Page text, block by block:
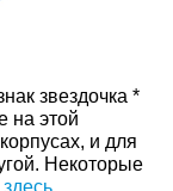
звездочка *
на этой
и для
Некоторые
здесь